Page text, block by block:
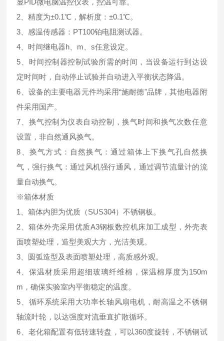
显PID微电脑温控仪表，控温可靠。
2、精度为±0.1℃，解析度：±0.1℃。
3、感温传感器：PT100铂电阻测试器。
4、时间继电器h、m、s任意设定。
5、时间控制器控制试验所需的时间，当设备运行到达设
定时间时，自动停止试验并自动进入平衡状态降温。
6、设备的主要电器元件均采用“施耐德"品牌，其他电器附
件采用国产。
7、换气控制为仪表自动控制，换气时间和换气次数任意
设置，非自然通风换气。
8、换气方式：自然换气：通过箱体上下换气孔自然换
气，强行换气：通过风机强行通风，通过调节流量计的流
量自动换气。
※箱体材质
1、箱体内胆为优质（SUS304）不锈钢板。
2、箱体外壳采用优质A3钢板数控机床加工成型，外壳表
面喷塑处理，造型美观大方，光洁美观。
3、圆弧造型及表面喷塑处理，高质感外观。
4、保温材质采用超细玻璃纤维棉，保温棉厚度为150m
m，确保实验室内平衡稳定的温度。
5、循环系统采用大功率长轴风扇电机，耐高温之不锈钢
轴流叶轮，以达强度对流垂直扩散循环。
6、老化箱配置有低转速转盘，可以360度旋转，不锈钢试